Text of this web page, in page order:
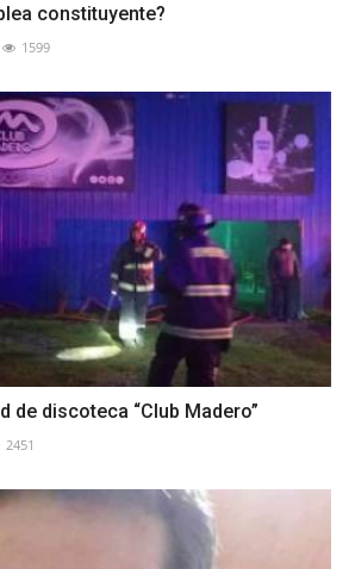
constituyente?
1599
de discoteca “Club Madero”
2451